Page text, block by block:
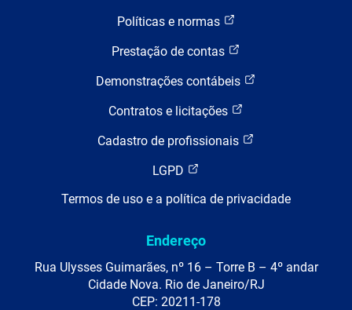
Políticas e normas
Prestação de contas
Demonstrações contábeis
Contratos e licitações
Cadastro de profissionais
LGPD
Termos de uso e a política de privacidade
Endereço
Rua Ulysses Guimarães, nº 16 – Torre B – 4º andar
Cidade Nova. Rio de Janeiro/RJ
CEP: 20211-178